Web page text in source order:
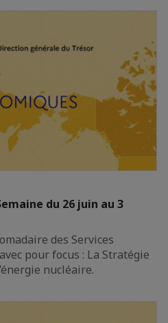
du 26 juin au 3
des Services
pour focus : La Stratégie
nucléaire.